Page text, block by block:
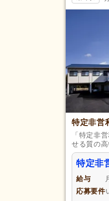
勤務形
特定非営
「特定非
せる質の
特定非
給与
応募要件